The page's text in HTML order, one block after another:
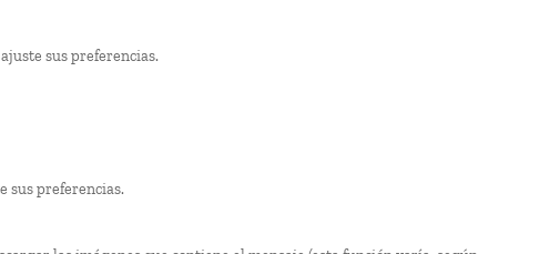
sus preferencias.
sus preferencias.